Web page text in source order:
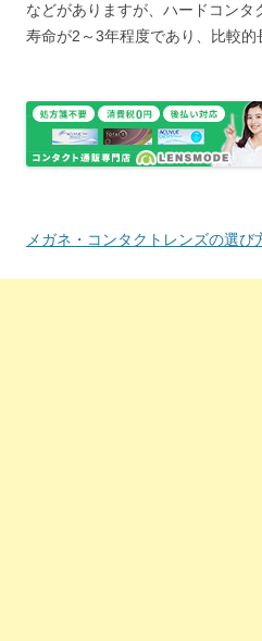
などがありますが、ハードコン
寿命が2～3年程度であり、比較的
メガネ・コンタクトレンズの選び